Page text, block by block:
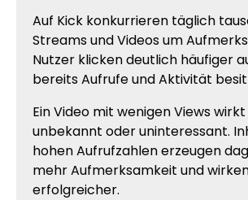
Auf Kick konkurrieren täglich
Streams und Videos um
Nutzer klicken deutlich häufiger
bereits Aufrufe und Aktivität
Ein Video mit wenigen Views
unbekannt oder uninteressant.
hohen Aufrufzahlen erzeugen
mehr Aufmerksamkeit und
erfolgreicher.